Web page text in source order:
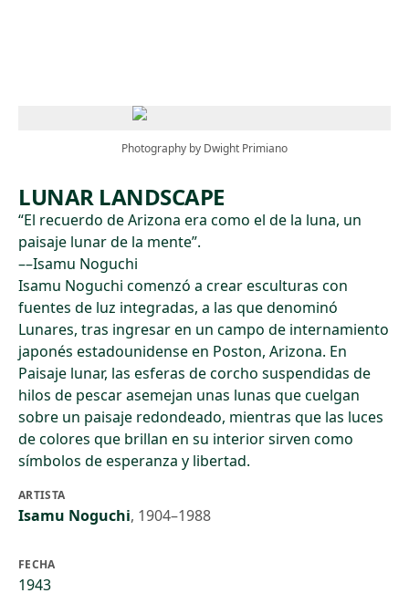
Photography by Dwight Primiano
LUNAR LANDSCAPE
“El recuerdo de Arizona era como el de la luna, un
paisaje lunar de la mente”.
––Isamu Noguchi
Isamu Noguchi comenzó a crear esculturas con
fuentes de luz integradas, a las que denominó
Lunares, tras ingresar en un campo de internamiento
japonés estadounidense en Poston, Arizona. En
Paisaje lunar, las esferas de corcho suspendidas de
hilos de pescar asemejan unas lunas que cuelgan
sobre un paisaje redondeado, mientras que las luces
de colores que brillan en su interior sirven como
símbolos de esperanza y libertad.
ARTISTA
Isamu Noguchi, 1904–1988
FECHA
1943